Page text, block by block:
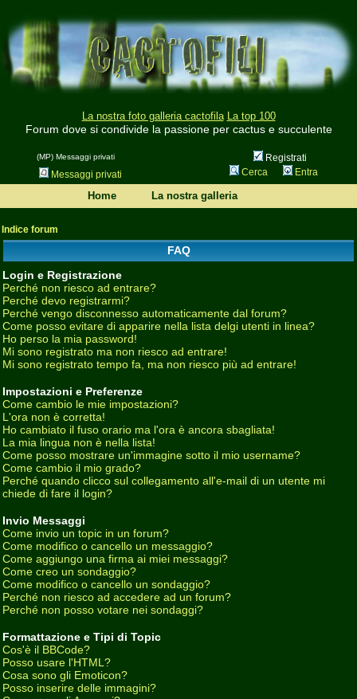
La nostra foto galleria cactofila La top 100
Forum dove si condivide la passione per cactus e succulente
(MP) Messaggi privati
Registrati
Messaggi privati
Cerca Entra
Home La nostra galleria
Indice forum
FAQ
Login e Registrazione
Perché non riesco ad entrare?
Perché devo registrarmi?
Perché vengo disconnesso automaticamente dal forum?
Come posso evitare di apparire nella lista delgi utenti in linea?
Ho perso la mia password!
Mi sono registrato ma non riesco ad entrare!
Mi sono registrato tempo fa, ma non riesco più ad entrare!
Impostazioni e Preferenze
Come cambio le mie impostazioni?
L'ora non è corretta!
Ho cambiato il fuso orario ma l'ora è ancora sbagliata!
La mia lingua non è nella lista!
Come posso mostrare un'immagine sotto il mio username?
Come cambio il mio grado?
Perché quando clicco sul collegamento all'e-mail di un utente mi
chiede di fare il login?
Invio Messaggi
Come invio un topic in un forum?
Come modifico o cancello un messaggio?
Come aggiungo una firma ai miei messaggi?
Come creo un sondaggio?
Come modifico o cancello un sondaggio?
Perché non riesco ad accedere ad un forum?
Perché non posso votare nei sondaggi?
Formattazione e Tipi di Topic
Cos'è il BBCode?
Posso usare l'HTML?
Cosa sono gli Emoticon?
Posso inserire delle immagini?